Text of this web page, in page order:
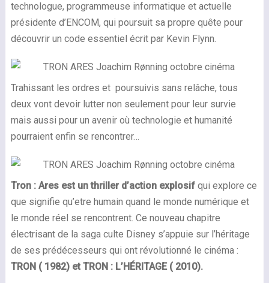
technologue, programmeuse informatique et actuelle
présidente d’ENCOM, qui poursuit sa propre quête pour
découvrir un code essentiel écrit par Kevin Flynn.
Trahissant les ordres et poursuivis sans relâche, tous
deux vont devoir lutter non seulement pour leur survie
mais aussi pour un avenir où technologie et humanité
pourraient enfin se rencontrer…
Tron : Ares est un thriller d’action explosif qui explore ce
que signifie qu’etre humain quand le monde numérique et
le monde réel se rencontrent. Ce nouveau chapitre
électrisant de la saga culte Disney s’appuie sur l’héritage
de ses prédécesseurs qui ont révolutionné le cinéma :
TRON ( 1982) et TRON : L’HÉRITAGE ( 2010).